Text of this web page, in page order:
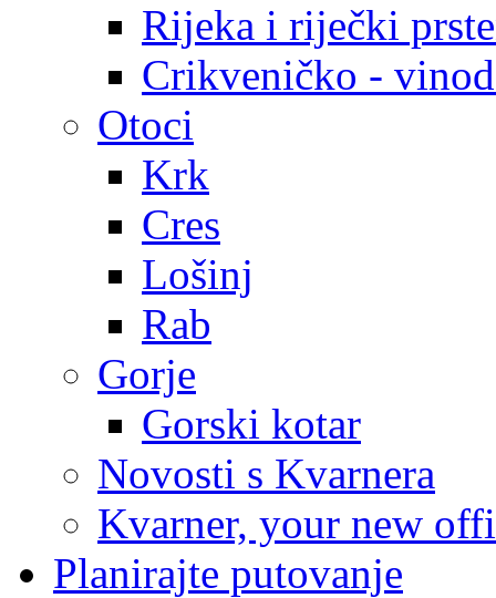
Rijeka i riječki
Crikveničko -
Otoci
Krk
Cres
Lošinj
Rab
Gorje
Gorski kotar
Novosti s Kvarnera
Kvarner, your new
Planirajte putovanje